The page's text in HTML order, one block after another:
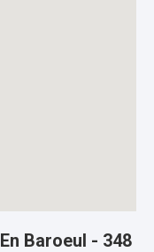
Baroeul - 348